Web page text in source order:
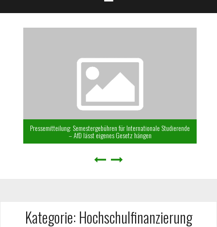
Pressemitteilung: Semestergebühren für Internationale Studierende
– AfD lässt eigenes Gesetz hängen
Kategorie: Hochschulfinanzierung